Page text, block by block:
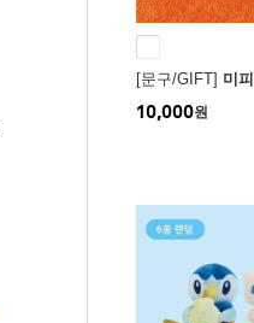
[문구/GIFT] 미
10,000원